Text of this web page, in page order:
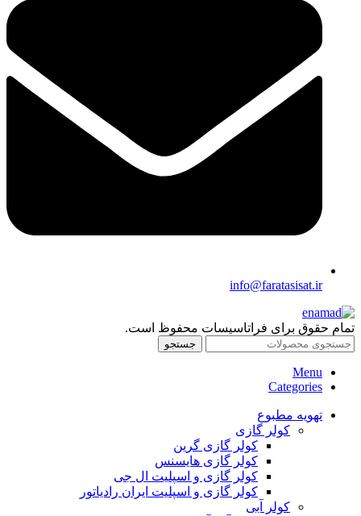
info@faratasisat.ir
تمام حقوق برای فراتاسیسات محفوظ است.
جستجو
Menu
Categories
تهویه مطبوع
کولر گازی
کولر گازی گرین
کولر گازی هایسنس
کولر گازی و اسپلیت ال جی
کولر گازی و اسپلیت ایران رادیاتور
کولر آبی